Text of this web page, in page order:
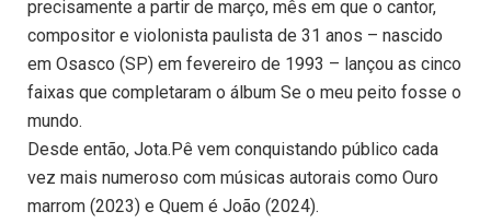
precisamente a partir de março, mês em que o cantor,
compositor e violonista paulista de 31 anos – nascido
em Osasco (SP) em fevereiro de 1993 – lançou as cinco
faixas que completaram o álbum Se o meu peito fosse o
mundo.
Desde então, Jota.Pê vem conquistando público cada
vez mais numeroso com músicas autorais como Ouro
marrom (2023) e Quem é João (2024).